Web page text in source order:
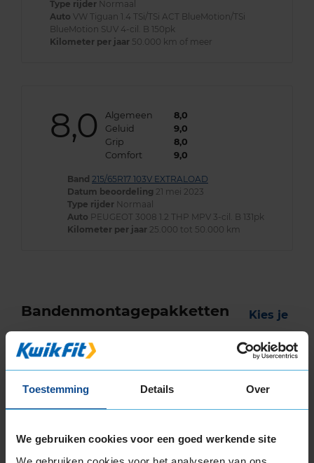
Toestemming Details Over
We gebruiken cookies voor een goed werkende site
Type rijder Normaal
Auto VW Tiguan 1.4 TSi/TSi ACT BlueMotion/TSi
BlueMotion SUV 4-cil. B 150pk
Kilometer per jaar 50.000 km of meer
8,0 Algemeen
8,0
Geluid
9,0
Grip
8,0
Comfort
9,0
Band 215/65R17 103V EXTRALOAD
Datum beoordeling 21 mei 2023
Type rijder Normaal
Auto PEUGEOT 3008 1.2 THP MPV 3-cil. B 131pk
Kilometer per jaar 25.000 tot 50.000 km
Bandenmontagepakketten
Kies je
bandenmaat omvang (inch)
Montage Veilig & Zeker